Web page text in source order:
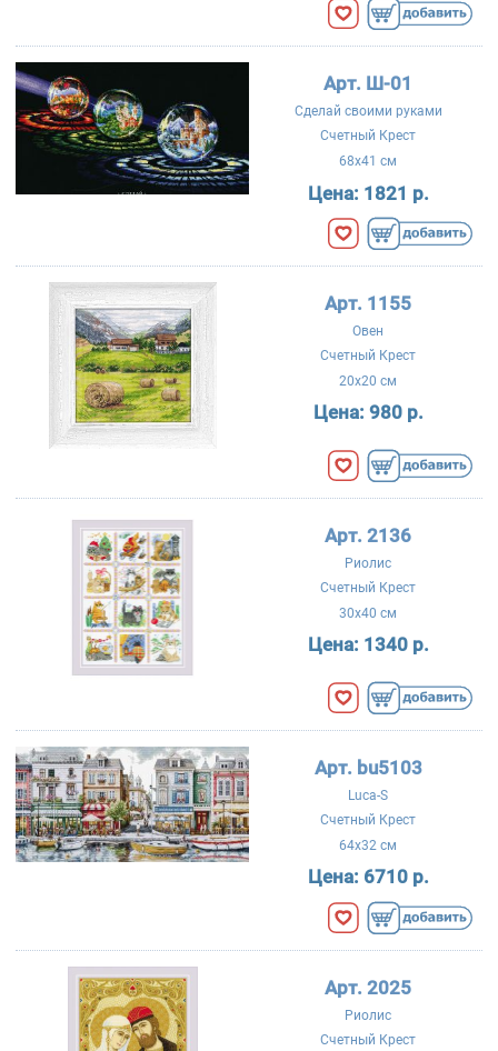
Арт. Ш-01
Сделай своими руками
Счетный Крест
68x41 см
Цена: 1821 р.
Арт. 1155
Овен
Счетный Крест
20x20 см
Цена: 980 р.
Арт. 2136
Риолис
Счетный Крест
30x40 см
Цена: 1340 р.
Арт. bu5103
Luca-S
Счетный Крест
64x32 см
Цена: 6710 р.
Арт. 2025
Риолис
Счетный Крест